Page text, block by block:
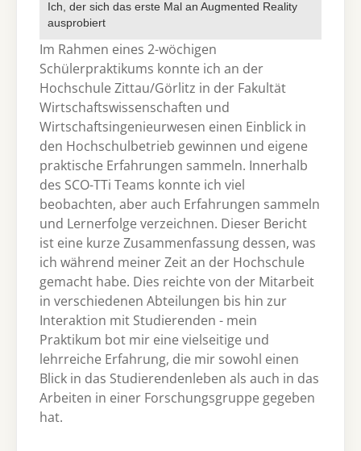
Ich, der sich das erste Mal an Augmented Reality
ausprobiert
Im Rahmen eines 2-wöchigen
Schülerpraktikums konnte ich an der
Hochschule Zittau/Görlitz in der Fakultät
Wirtschaftswissenschaften und
Wirtschaftsingenieurwesen einen Einblick in
den Hochschulbetrieb gewinnen und eigene
praktische Erfahrungen sammeln. Innerhalb
des SCO-TTi Teams konnte ich viel
beobachten, aber auch Erfahrungen sammeln
und Lernerfolge verzeichnen. Dieser Bericht
ist eine kurze Zusammenfassung dessen, was
ich während meiner Zeit an der Hochschule
gemacht habe. Dies reichte von der Mitarbeit
in verschiedenen Abteilungen bis hin zur
Interaktion mit Studierenden - mein
Praktikum bot mir eine vielseitige und
lehrreiche Erfahrung, die mir sowohl einen
Blick in das Studierendenleben als auch in das
Arbeiten in einer Forschungsgruppe gegeben
hat.